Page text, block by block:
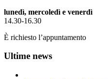
lunedì, mercoledì e venerdì
14.30-16.30
È richiesto l’appuntamento
Ultime news